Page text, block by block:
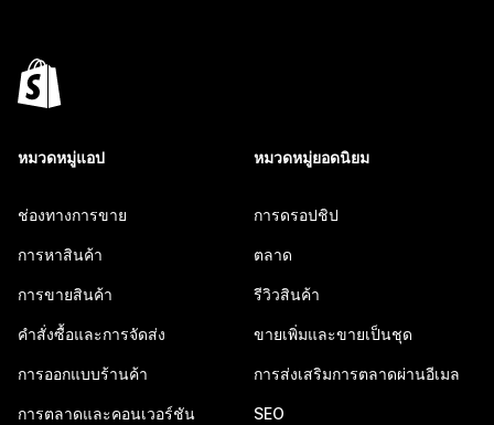
หมวดหมู่แอป
ช่องทางการขาย
การหาสินค้า
การขายสินค้า
คำสั่งซื้อและการจัดส่ง
การออกแบบร้านค้า
การตลาดและคอนเวอร์ชัน
หมวดหมู่ยอดนิยม
การดรอปชิป
ตลาด
รีวิวสินค้า
ขายเพิ่มและขายเป็นชุด
การส่งเสริมการตลาดผ่านอีเมล
SEO